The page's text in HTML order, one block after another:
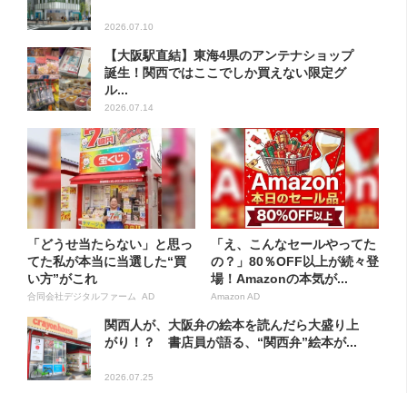
2026.07.10
【大阪駅直結】東海4県のアンテナショップ
誕生！関西ではここでしか買えない限定グ
ル...
2026.07.14
「どうせ当たらない」と思っ
てた私が本当に当選した“買
い方”がこれ
合同会社デジタルファーム AD
「え、こんなセールやってた
の？」80％OFF以上が続々登
場！Amazonの本気が...
Amazon AD
関西人が、大阪弁の絵本を読んだら大盛り上
がり！？ 書店員が語る、“関西弁”絵本が...
2026.07.25